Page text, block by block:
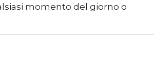
momento del giorno o